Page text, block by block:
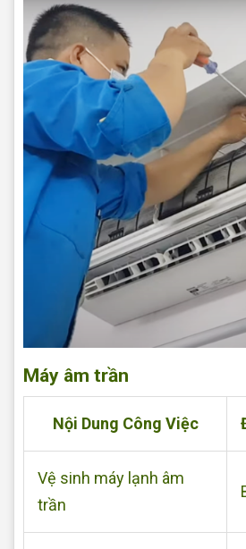
Máy âm trần
Nội Dung Công Việc
Vệ sinh máy lạnh âm
trần